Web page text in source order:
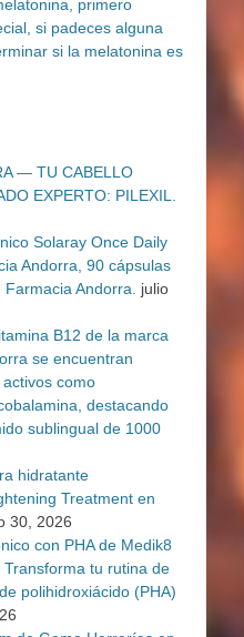
— TU CABELLO
EXPERTO: PILEXIL.
Solaray Once Daily
Andorra, 90 cápsulas
Andorra.
julio
B12 de la marca
se encuentran
como
destacando
sublingual de 1000
hidratante
Treatment en
30, 2026
con PHA de Medik8
tu rutina de
polihidroxiácido (PHA)